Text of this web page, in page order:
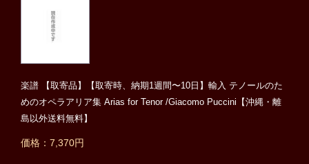
楽譜 【取寄品】【取寄時、納期1週間〜10日】輸入 テノールのた
めのオペラアリア集 Arias for Tenor /Giacomo Puccini【沖縄・離
島以外送料無料】
価格：7,370円